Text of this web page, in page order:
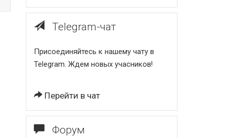
Telegram-чат
Присоединяйтесь к нашему чату в
Telegram. Ждем новых учасников!
Перейти в чат
Форум